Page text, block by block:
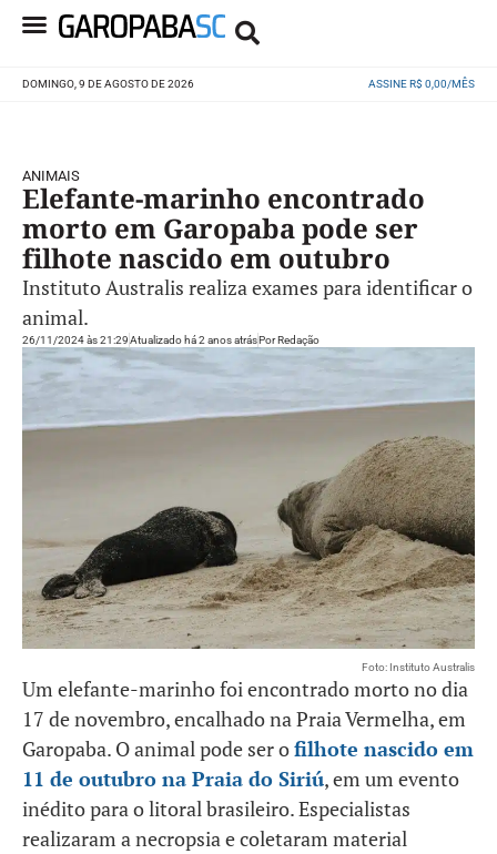
DOMINGO, 9 DE AGOSTO DE 2026 ASSINE R$ 0,00/MÊS
ANIMAIS
Elefante-marinho encontrado
morto em Garopaba pode ser
filhote nascido em outubro
Instituto Australis realiza exames para identificar o
animal.
26/11/2024 às 21:29Atualizado há 2 anos atrásPorRedação
Foto: Instituto Australis
Um elefante-marinho foi encontrado morto no dia
17 de novembro, encalhado na Praia Vermelha, em
Garopaba. O animal pode ser ofilhote nascido em
11 de outubro na Praia do Siriú, em um evento
inédito para o litoral brasileiro. Especialistas
realizaram a necropsia e coletaram material